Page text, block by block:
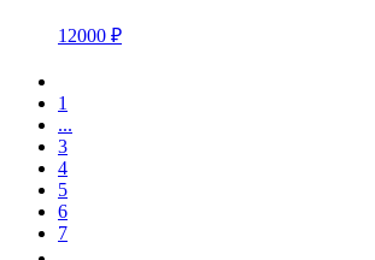
12000 ₽
1
...
3
4
5
6
7